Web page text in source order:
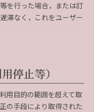
を行った場合，または訂
滞なく，これをユーザー
停止等）
用目的の範囲を超えて取
の手段により取得された